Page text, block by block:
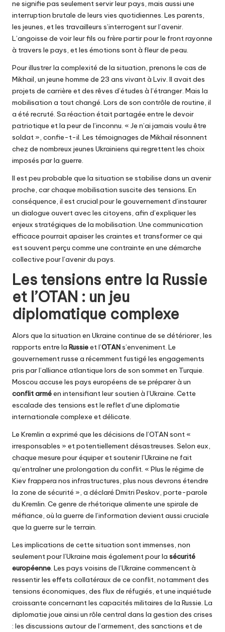
ne signifie pas seulement servir leur pays, mais aussi une
interruption brutale de leurs vies quotidiennes. Les parents,
les jeunes, et les travailleurs s’interrogent sur l’avenir.
L’angoisse de voir leur fils ou frère partir pour le front rayonne
à travers le pays, et les émotions sont à fleur de peau.
Pour illustrer la complexité de la situation, prenons le cas de
Mikhail, un jeune homme de 23 ans vivant à Lviv. Il avait des
projets de carrière et des rêves d’études à l’étranger. Mais la
mobilisation a tout changé. Lors de son contrôle de routine, il
a été recruté. Sa réaction était partagée entre le devoir
patriotique et la peur de l’inconnu. « Je n’ai jamais voulu être
soldat », confie-t-il. Les témoignages de Mikhail résonnent
chez de nombreux jeunes Ukrainiens qui regrettent les choix
imposés par la guerre.
Il est peu probable que la situation se stabilise dans un avenir
proche, car chaque mobilisation suscite des tensions. En
conséquence, il est crucial pour le gouvernement d’instaurer
un dialogue ouvert avec les citoyens, afin d’expliquer les
enjeux stratégiques de la mobilisation. Une communication
efficace pourrait apaiser les craintes et transformer ce qui
est souvent perçu comme une contrainte en une démarche
collective pour l’avenir du pays.
Les tensions entre la Russie
et l’OTAN : un jeu
diplomatique complexe
Alors que la situation en Ukraine continue de se détériorer, les
rapports entre la Russieet l’OTANs’enveniment. Le
gouvernement russe a récemment fustigé les engagements
pris par l’alliance atlantique lors de son sommet en Turquie.
Moscou accuse les pays européens de se préparer à un
conflit arméen intensifiant leur soutien à l’Ukraine. Cette
escalade des tensions est le reflet d’une diplomatie
internationale complexe et délicate.
Le Kremlin a exprimé que les décisions de l’OTAN sont «
irresponsables » et potentiellement désastreuses. Selon eux,
chaque mesure pour équiper et soutenir l’Ukraine ne fait
qu’entraîner une prolongation du conflit. « Plus le régime de
Kiev frappera nos infrastructures, plus nous devrons étendre
la zone de sécurité », a déclaré Dmitri Peskov, porte-parole
du Kremlin. Ce genre de rhétorique alimente une spirale de
méfiance, où la guerre de l’information devient aussi cruciale
que la guerre sur le terrain.
Les implications de cette situation sont immenses, non
seulement pour l’Ukraine mais également pour la sécurité
européenne. Les pays voisins de l’Ukraine commencent à
ressentir les effets collatéraux de ce conflit, notamment des
tensions économiques, des flux de réfugiés, et une inquiétude
croissante concernant les capacités militaires de la Russie. La
diplomatie joue ainsi un rôle central dans la gestion des crises
: les discussions autour de l’armement, des sanctions et de